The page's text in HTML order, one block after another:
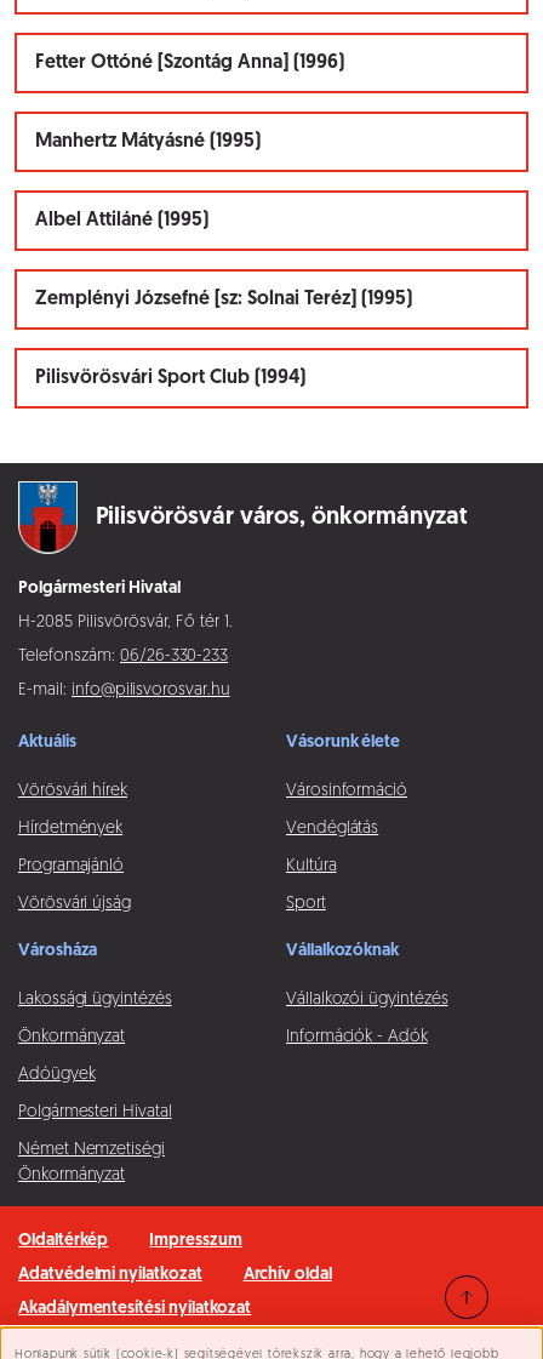
Honlapunk sütik (cookie-k) segítségével törekszik arra, hogy a lehető legjobb
Fetter Ottóné [Szontág Anna] (1996)
Manhertz Mátyásné (1995)
Albel Attiláné (1995)
Zemplényi Józsefné [sz: Solnai Teréz] (1995)
Pilisvörösvári Sport Club (1994)
Pilisvörösvár város, önkormányzat
Polgármesteri Hivatal
H-2085 Pilisvörösvár, Fő tér 1.
Telefonszám: 06/26-330-233
E-mail: info@pilisvorosvar.hu
Aktuális
Vörösvári hírek
Hírdetmények
Programajánló
Vörösvári újság
Vásorunk élete
Városinformáció
Vendéglátás
Kultúra
Sport
Városháza
Lakossági ügyintézés
Önkormányzat
Adóügyek
Polgármesteri Hivatal
Német Nemzetiségi
Önkormányzat
Vállalkozóknak
Vállalkozói ügyintézés
Információk - Adók
Oldaltérkép
Impresszum
Adatvédelmi nyilatkozat
Archív oldal
Akadálymentesítési nyilatkozat